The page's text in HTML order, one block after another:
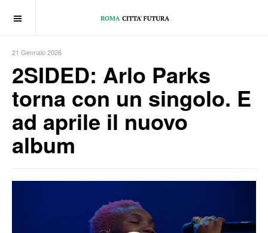
21 Gennaio 2026
2SIDED: Arlo Parks
torna con un singolo. E
ad aprile il nuovo
album